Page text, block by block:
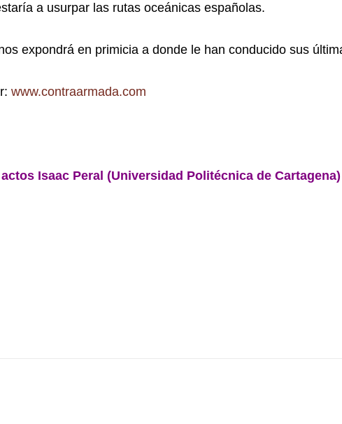
a usurpar las rutas oceánicas españolas.
expondrá en primicia a donde le han conducido sus
www.contraarmada.com
Isaac Peral (Universidad Politécnica de Cartagena)